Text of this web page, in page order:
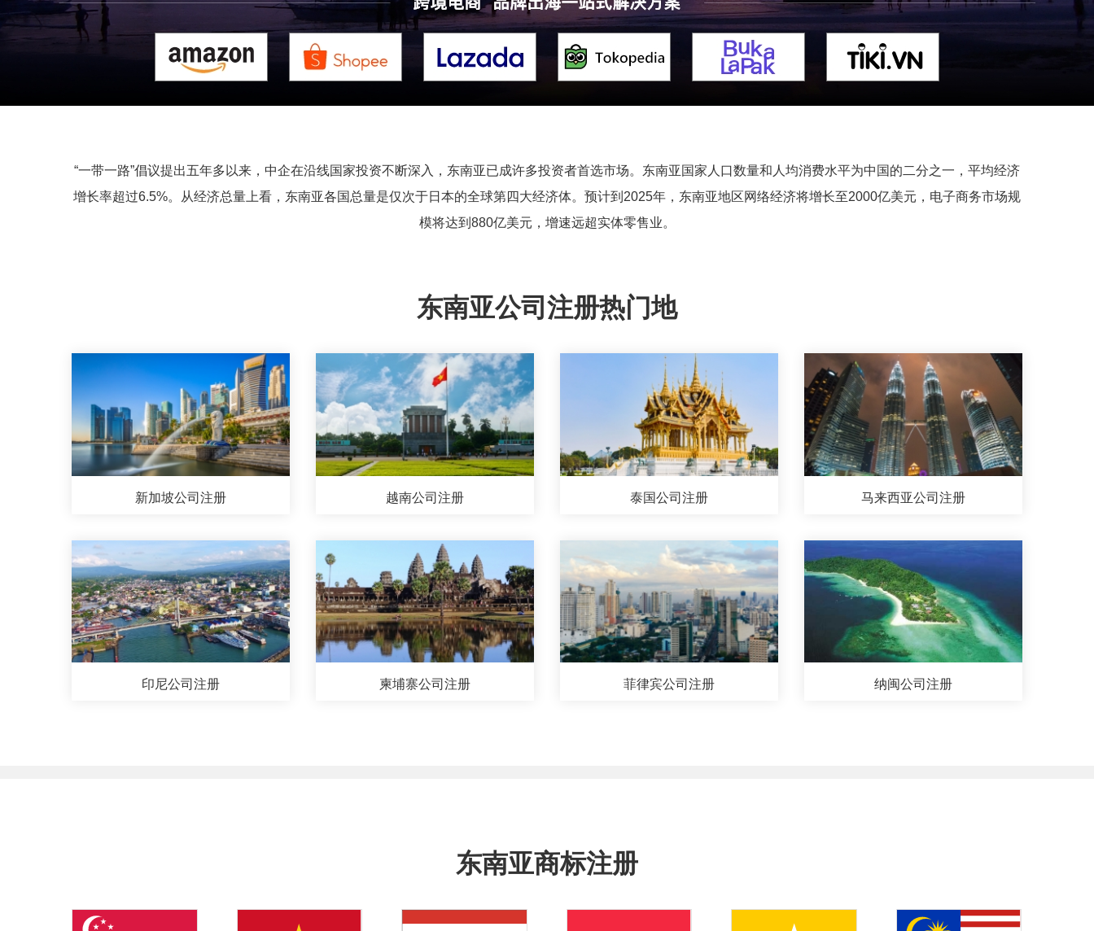
“一带一路”倡议提出五年多以来，中企在沿线国家投资不断深入，东南亚已成许多投资者首选市场。东南亚国家人口数量和人均消费水平为中国的二分之一，平均经济
增长率超过6.5%。从经济总量上看，东南亚各国总量是仅次于日本的全球第四大经济体。预计到2025年，东南亚地区网络经济将增长至2000亿美元，电子商务市场规
模将达到880亿美元，增速远超实体零售业。
东南亚公司注册热门地
新加坡公司注册 越南公司注册 泰国公司注册 马来西亚公司注册
印尼公司注册 柬埔寨公司注册 菲律宾公司注册 纳闽公司注册
东南亚商标注册